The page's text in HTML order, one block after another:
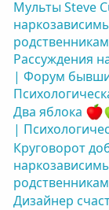
Мульты Steve
родственникам
Рассуждения
| Форум
Два яблока
|
Круговорот
родственникам
Дизайнер